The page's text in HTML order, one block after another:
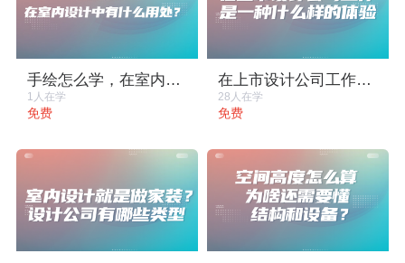
手绘怎么学，在室内设计中有什么用处？
1人在学
免费
在上市设计公司工作是一种什么样的体验
28人在学
免费